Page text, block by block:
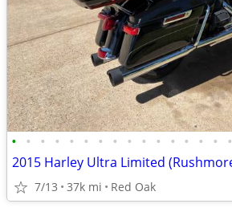
• • • • • • • • • • • • • • • •
2015 Harley Ultra Limited
7/13 37k mi Red Oak